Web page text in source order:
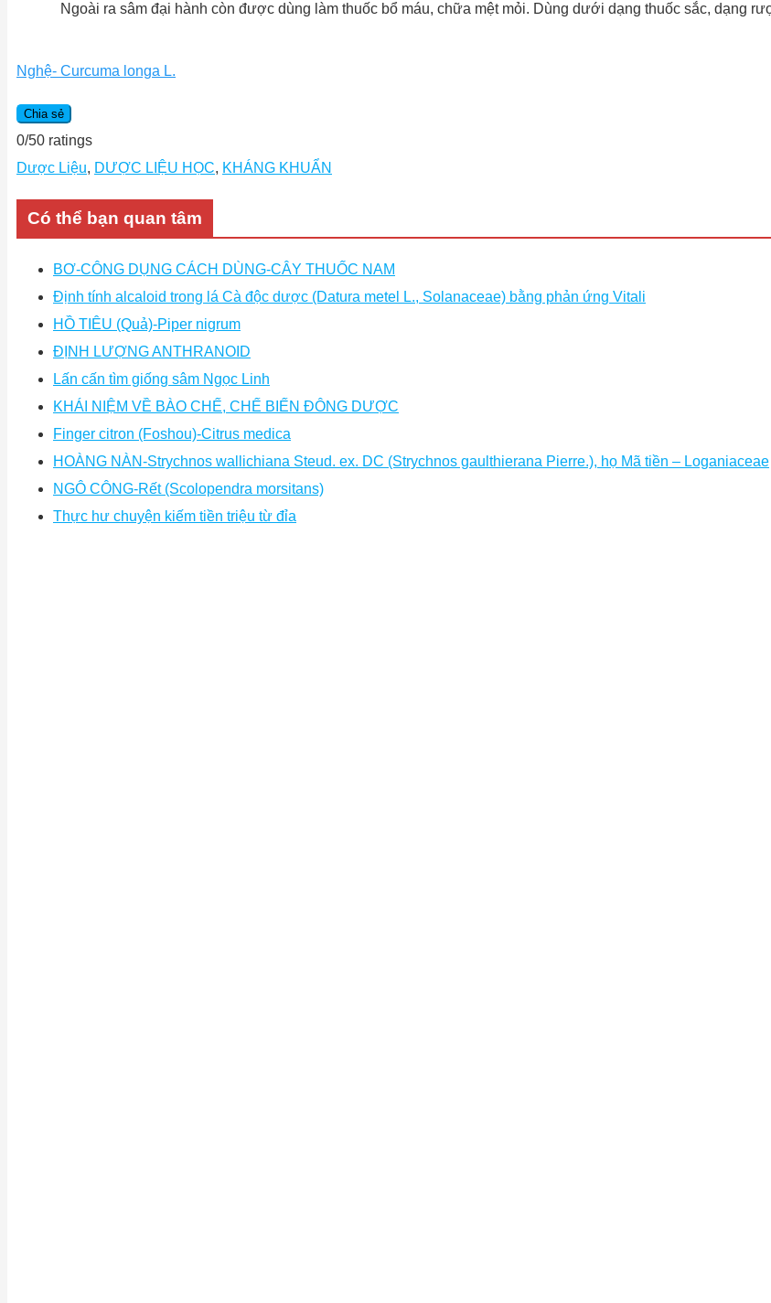
Ngoài ra sâm đại hành còn được dùng làm thuốc bổ máu, chữa mệt mỏi. Dùng dưới dạng thuốc sắc, dạng
Nghệ- Curcuma longa L.
Chia sẻ
0/50 ratings
Dược Liệu, DƯỢC LIỆU HỌC, KHÁNG KHUẨN
Có thể bạn quan tâm
BƠ-CÔNG DỤNG CÁCH DÙNG-CÂY THUỐC NAM
Định tính alcaloid trong lá Cà độc dược (Datura metel L., Solanaceae) bằng phản ứng Vitali
HỒ TIÊU (Quả)-Piper nigrum
ĐỊNH LƯỢNG ANTHRANOID
Lấn cấn tìm giống sâm Ngọc Linh
KHÁI NIỆM VỀ BÀO CHẾ, CHẾ BIẾN ĐÔNG DƯỢC
Finger citron (Foshou)-Citrus medica
HOÀNG NÀN-Strychnos wallichiana Steud. ex. DC (Strychnos gaulthierana Pierre.), họ Mã tiền – Loganiaceae
NGÔ CÔNG-Rết (Scolopendra morsitans)
Thực hư chuyện kiếm tiền triệu từ đỉa